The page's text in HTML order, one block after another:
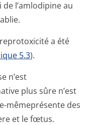
de l’amlodipine au
a été
5.3).
n’est
plus sûre n’est
mêmeprésente des
et le fœtus.